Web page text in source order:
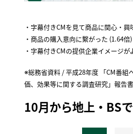
・字幕付きCMを見て商品に関心・
・商品の購入意向に繋がった (1.64倍)
・字幕付きCMの提供企業イメージが
※総務省資料 / 平成28年度 「CM番組
価、効果等に関する調査研究」報告
10月から地上・BS